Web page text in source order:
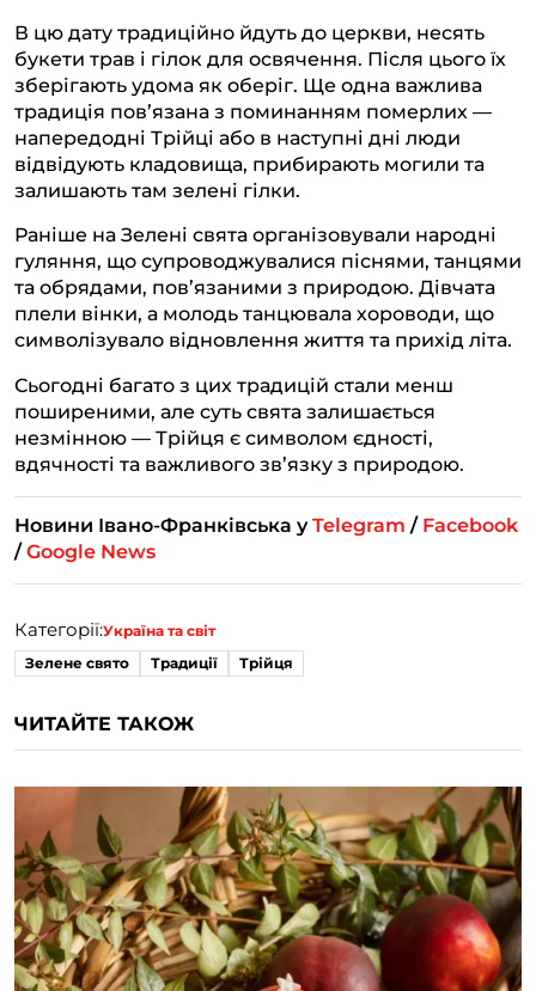
В цю дату традиційно йдуть до церкви, несять
букети трав і гілок для освячення. Після цього їх
зберігають удома як оберіг. Ще одна важлива
традиція пов’язана з поминанням померлих —
напередодні Трійці або в наступні дні люди
відвідують кладовища, прибирають могили та
залишають там зелені гілки.
Раніше на Зелені свята організовували народні
гуляння, що супроводжувалися піснями, танцями
та обрядами, пов’язаними з природою. Дівчата
плели вінки, а молодь танцювала хороводи, що
символізувало відновлення життя та прихід літа.
Сьогодні багато з цих традицій стали менш
поширеними, але суть свята залишається
незмінною — Трійця є символом єдності,
вдячності та важливого зв’язку з природою.
Новини Івано-Франківська уTelegram / Facebook
/Google News
Категорії:Україна та світ
Зелене свято
Традиції Трійця
ЧИТАЙТЕ ТАКОЖ